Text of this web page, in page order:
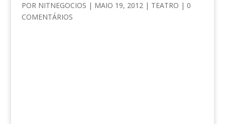
POR NITNEGOCIOS | MAIO 19, 2012| TEATRO | 0
COMENTÁRIOS